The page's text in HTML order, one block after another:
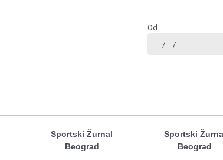
Od
Sportski Žurnal
Beograd
Sportski
Beograd